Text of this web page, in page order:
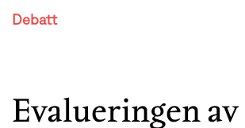
Debatt
Evalueringen av